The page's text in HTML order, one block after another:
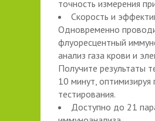
точность измерения
Скорость и
Одновременно
флуоресцентный
анализ газа крови и
Получите результаты
10 минут, оптимизируя
тестирования.
Доступно до 21